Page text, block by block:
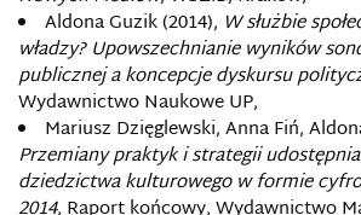
Aldona Guzik (2014), W służbie
władzy? Upowszechnianie wyników
publicznej a koncepcje dyskursu
Wydawnictwo Naukowe UP,
Mariusz Dzięglewski, Anna Fiń,
Przemiany praktyk i strategii
dziedzictwa kulturowego w formie